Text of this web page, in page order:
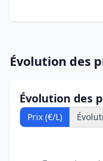
Évolution des
Évolution des
Prix (€/L)